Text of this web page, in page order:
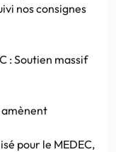
nos consignes
: Soutien massif
amènent
pour le MEDEC,